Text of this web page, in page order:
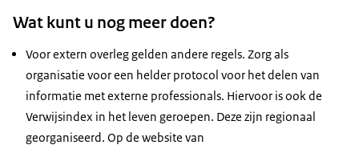
Wat kunt u nog meer doen?
Voor extern overleg gelden andere regels. Zorg als
organisatie voor een helder protocol voor het delen van
informatie met externe professionals. Hiervoor is ook de
Verwijsindex in het leven geroepen. Deze zijn regionaal
georganiseerd. Op de website van